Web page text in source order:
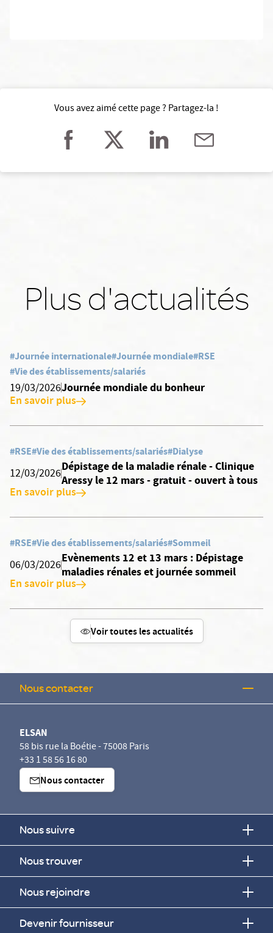
Vous avez aimé cette page ? Partagez-la !
Plus d'actualités
#Journée internationale#Journée mondiale#RSE
#Vie des établissements/salariés
19/03/2026Journée mondiale du bonheur
En savoir plus
#RSE#Vie des établissements/salariés#Dialyse
12/03/2026
Dépistage de la maladie rénale - Clinique
Aressy le 12 mars - gratuit - ouvert à tous
En savoir plus
#RSE#Vie des établissements/salariés#Sommeil
06/03/2026
Evènements 12 et 13 mars : Dépistage
maladies rénales et journée sommeil
En savoir plus
Voir toutes les actualités
Nous contacter
ELSAN
58 bis rue la Boétie - 75008 Paris
+33 1 58 56 16 80
Nous contacter
Nous suivre
Nous trouver
Nous rejoindre
Devenir fournisseur